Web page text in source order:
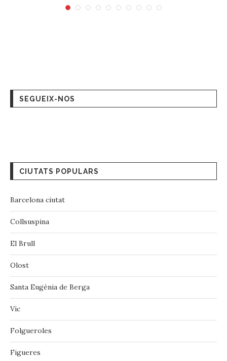
SEGUEIX-NOS
CIUTATS POPULARS
Barcelona ciutat
Collsuspina
El Brull
Olost
Santa Eugènia de Berga
Vic
‪‎Folgueroles‬
Figueres